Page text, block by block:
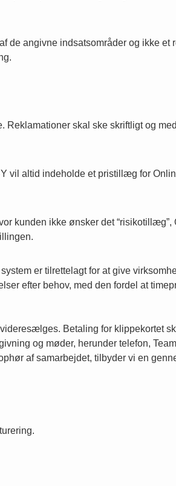
de angivne indsatsområder og ikke et
skal ske skriftligt og
vil altid indeholde et pristillæg for
kunden ikke ønsker det
er tilrettelagt for at give
efter behov, med den fordel at
Betaling for klippekortet
og møder, herunder telefon,
af samarbejdet, tilbyder vi en